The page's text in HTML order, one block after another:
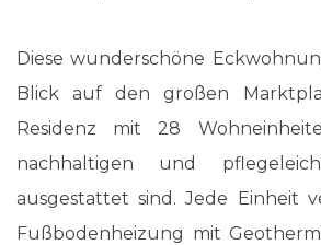
Diese wunderschöne
Blick auf den großen
Residenz mit 28
nachhaltigen und
ausgestattet sind. Jede Einheit
Fußbodenheizung mit